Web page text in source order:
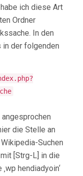
ich diese Art
Ordner
In den
der folgenden
die Stelle an
Suchen
[Strg-L] in die
hendiadyoin‘